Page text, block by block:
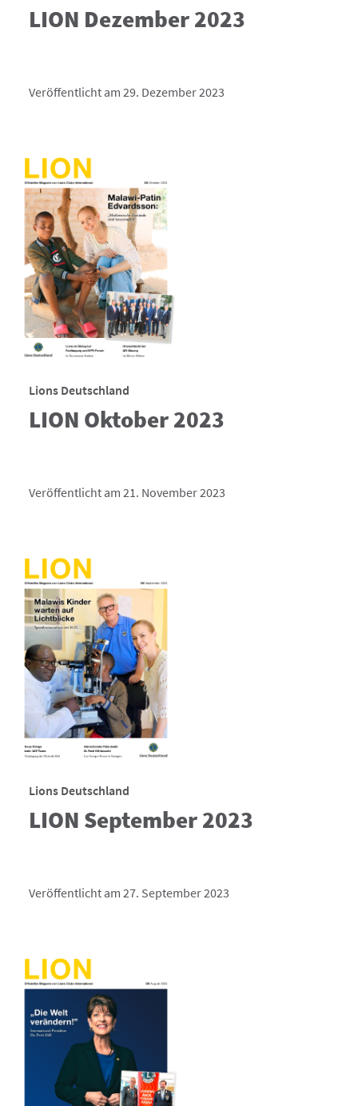
LION Dezember 2023
Veröffentlicht am 29. Dezember 2023
Lions Deutschland
LION Oktober 2023
Veröffentlicht am 21. November 2023
Lions Deutschland
LION September 2023
Veröffentlicht am 27. September 2023